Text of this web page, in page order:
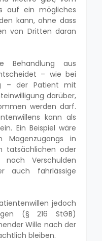
auf ein mögliches
kann, ohne dass
von Dritten daran
Behandlung aus
– wie bei
– der Patient mit
darüber,
werden darf.
kann als
Ein Beispiel wäre
Magenzugangs in
tatsächlichen oder
Verschulden
auch fahrlässige
jedoch
(§ 216 StGB)
Wille nach der
bleiben.